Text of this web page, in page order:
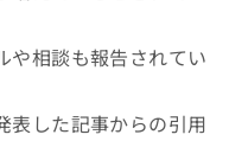
や相談も報告されてい
表した記事からの引用